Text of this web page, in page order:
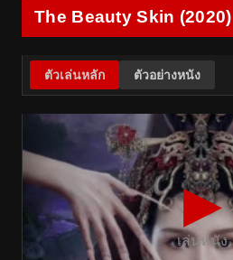
The Beauty Skin (2020)
ตัวเล่นหลัก ตัวอย่างหนัง
▶
เล่นหนัง